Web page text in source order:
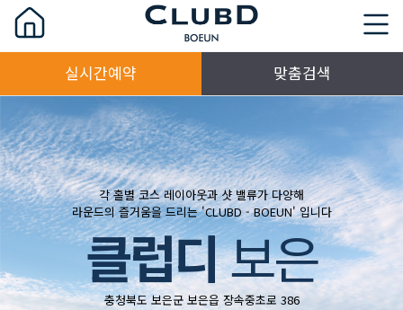
실시간예약 맞춤검색
각 홀별 코스 레이아웃과 샷 밸류가 다양해
라운드의 즐거움을 드리는 'CLUBD - BOEUN' 입니다
클럽디보은
충청북도 보은군 보은읍 장속중초로 386